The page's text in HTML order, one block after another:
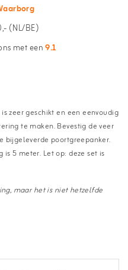
(NL/BE)
met een9.1
zeer geschikt en een eenvoudig
te maken. Bevestig de veer
bijgeleverde poortgreepanker.
5 meter. Let op: deze set is
maar het is niet hetzelfde